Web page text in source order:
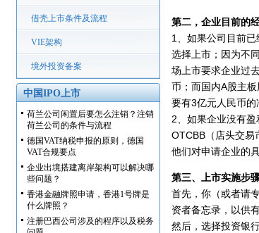
借壳上市条件及流程
VIE架构
境外投资备案
中国IPO上市
荷兰公司闲置后要怎么注销？注销
荷兰公司的条件与流程
德国VAT纳税申报的原则，德国
VAT合规要点
企业出境搭建离岸架构可以解决哪
些问题？
香港金融牌照申请，香港1号牌是
什么牌照？
注册巴西公司涉及的程序以及税务
第二，企业目前的
1、如果公司目前
选择上市；因为不
场上市要求企业过
币；而国内A股主
要有3亿元人民币的
2、如果企业没有
OTCBB（店头交易
他们对申请企业的
第三、上市实施步
首先，你（或者请
资者备忘录，以供
然后，选择投资银